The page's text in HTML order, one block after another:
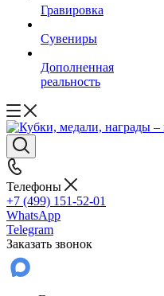
Гравировка
Сувениры
Дополненная
реальность
Телефоны
+7 (499) 151-52-01
WhatsApp
Telegram
Заказать звонок